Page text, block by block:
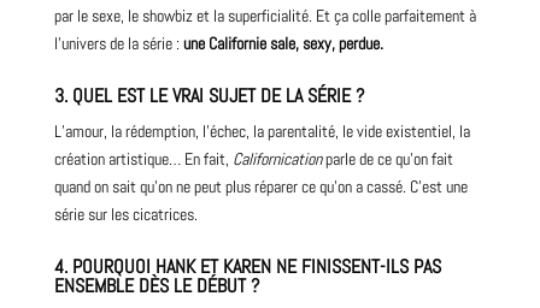
par le sexe, le showbiz et la superficialité. Et ça colle parfaitement à
l’univers de la série : une Californie sale, sexy, perdue.
3. QUEL EST LE VRAI SUJET DE LA SÉRIE ?
L’amour, la rédemption, l’échec, la parentalité, le vide existentiel, la
création artistique… En fait, Californicationparle de ce qu’on fait
quand on sait qu’on ne peut plus réparer ce qu’on a cassé. C’est une
série sur les cicatrices.
4. POURQUOI HANK ET KAREN NE FINISSENT-ILS PAS
ENSEMBLE DÈS LE DÉBUT ?